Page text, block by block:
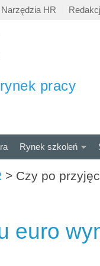
Narzędzia HR
pracy
Rynek szkoleń
> Czy po
euro